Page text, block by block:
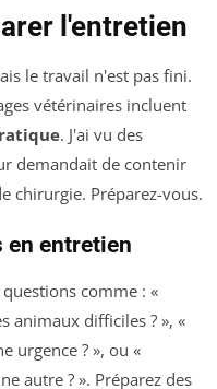
l'entretien
le travail n'est pas fini.
vétérinaires incluent
. J'ai vu des
demandait de contenir
chirurgie. Préparez-vous.
en entretien
comme : «
animaux difficiles ? », «
urgence ? », ou «
autre ? ». Préparez des